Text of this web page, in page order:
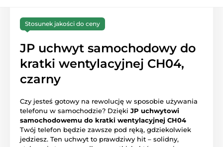
Stosunek jakości do ceny
JP uchwyt samochodowy do
kratki wentylacyjnej CH04,
czarny
Czy jesteś gotowy na rewolucję w sposobie używania
telefonu w samochodzie? Dzięki JP uchwytowi
samochodowemu do kratki wentylacyjnej CH04
Twój telefon będzie zawsze pod ręką, gdziekolwiek
jedziesz. Ten uchwyt to prawdziwy hit – solidny,